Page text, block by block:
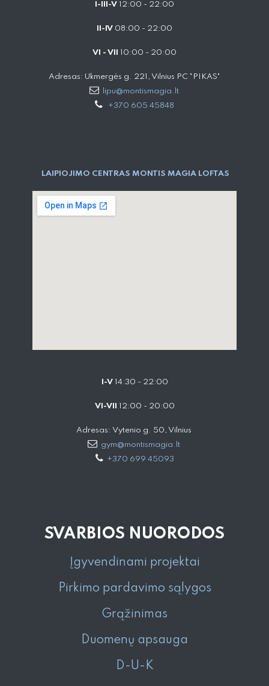
I-III-V 12:00 - 22:00
II-IV 08:00 - 22:00
VI - VII 10:00 - 20:00
Adresas: Ukmergės g. 221, Vilnius PC "PIKAS"
lipu@montismagia.lt
+370 605 45848
LAIPIOJIMO CENTRAS MONTIS MAGIA LOFTAS
I-V14:30 - 22:00
VI-VII 12:00 - 20:00
Adresas: Vytenio g. 50, Vilnius
gym@montismagia.lt
+370 699 45093
SVARBIOS NUORODOS
Įgyvendinami projektai
Pirkimo pardavimo sąlygos
Grąžinimas
Duomenų apsauga
D-U-K